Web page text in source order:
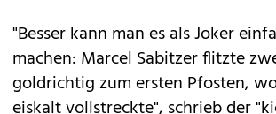
"Besser kann man es als Joker
machen: Marcel Sabitzer flitzte
goldrichtig zum ersten Pfosten,